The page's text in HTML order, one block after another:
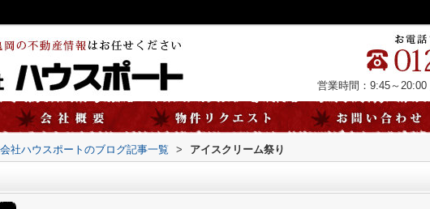
営業時間：9:45～20:00
社ハウスポートのブログ記事一覧 > アイスクリーム祭り